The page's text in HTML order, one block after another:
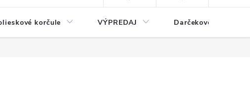
korčule VÝPREDAJ Darčekové poukážky